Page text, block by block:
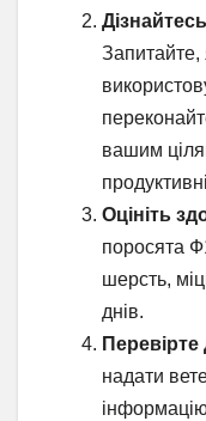
Запитайте,
вашим
Оцініть
поросята
шерсть,
днів.
надати